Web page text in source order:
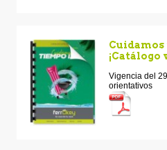
¡Catálogo
Vigencia del
orientativos